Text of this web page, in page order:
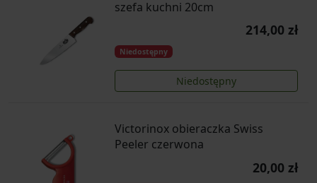
szefa kuchni 20cm
214,00 zł
Niedostępny
Niedostępny
Victorinox obieraczka Swiss
Peeler czerwona
20,00 zł